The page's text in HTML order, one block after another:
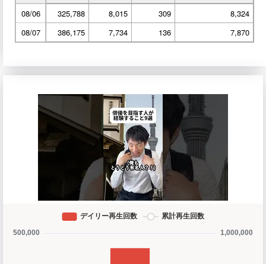
08/06
325,788 8,015 309
8,324
08/07
386,175 7,734 136 7,870